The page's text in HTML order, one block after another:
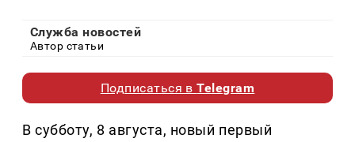
Служба новостей
Автор статьи
Подписаться вTelegram
В субботу, 8 августа, новый первый